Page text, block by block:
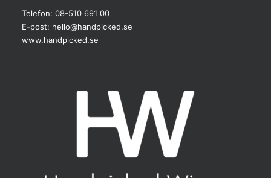
Telefon: 08-510 691 00
E-post: hello@handpicked.se
www.handpicked.se